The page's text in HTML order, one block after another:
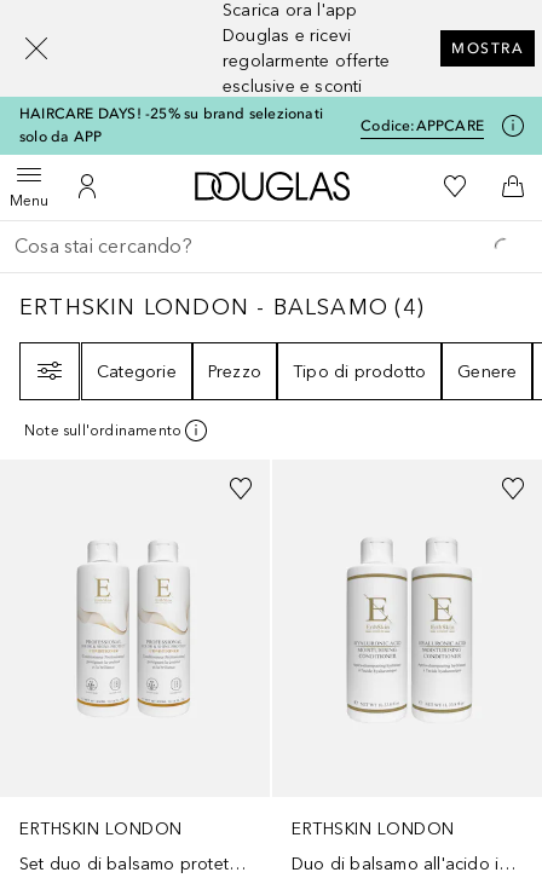
Scarica ora l'app
Douglas e ricevi
regolarmente offerte
esclusive e sconti
MOSTRA
HAIRCARE DAYS! -25% su brand selezionati
solo da APP
Codice:APPCARE
MenuApri menuAl Mio Account
A Douglas HomeAlla Mia
Al
Torna indietro
Esegui ricerca
ERTHSKIN LONDON - BALSAMO4
ERTHSKIN LONDON - BALSAMO (4)
Categorie
Prezzo Tipo di prodotto Genere
Note sull'ordinamento
ERTHSKIN LONDON
Set duo di balsamo protettivo per colore
ERTHSKIN LONDON
Duo di balsamo all'acido ialuronico
[navigation.slideout.screenreader]